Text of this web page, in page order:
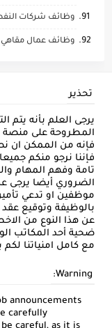
وظائف شركات
وظائف عمال مقاهي
تحذير
يرجى العلم بأنه يتم
المطروحة على منصة
فإنه من الممكن ان
فإننا نرجو منكم
تامة وفهم المهام
الضروري أيضا يرجى
موظفين او تدعي
بالوظيفة وتوقيع
عن هذا النوع من
ضحية أحد المكاتب
مع كامل امنياتنا
Warning:
announcements
carefully